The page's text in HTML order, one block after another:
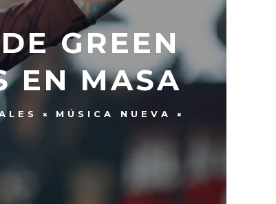
GREEN
EN MASA
MÚSICA NUEVA